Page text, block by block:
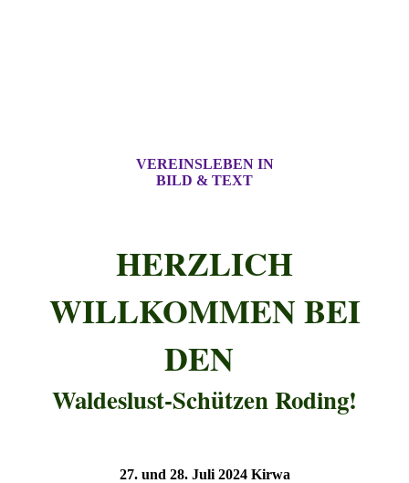
VEREINSLEBEN IN
BILD & TEXT
HERZLICH
WILLKOMMEN BEI
DEN
Waldeslust-Schützen Roding!
27. und 28. Juli 2024 Kirwa